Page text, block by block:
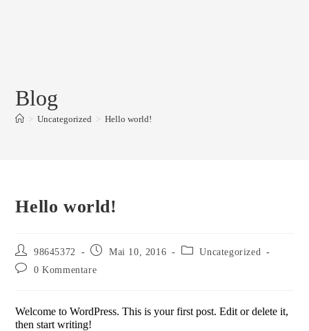
Blog
> Uncategorized > Hello world!
Hello world!
Beitrags-
Autor:
98645372
BeitragMai 10, 2016
Beitrags-Uncategorized
Beitrags-0 Kommentare
Welcome to WordPress. This is your first post. Edit or delete it,
then start writing!